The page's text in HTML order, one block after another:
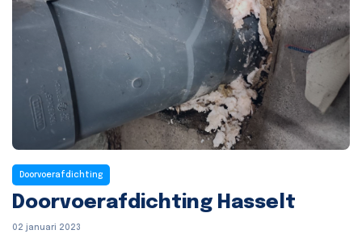
Doorvoerafdichting
Doorvoerafdichting Hasselt
02 januari 2023